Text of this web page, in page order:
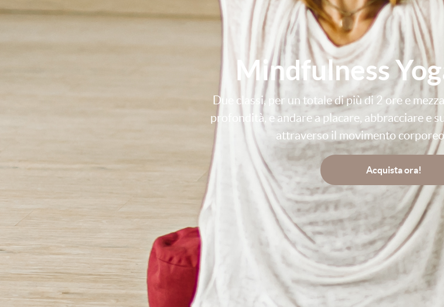
Mindfulness
Due classi, per un totale di più di 2 ore e
profondità, e andare a placare, abbracciare e
attraverso il movimento
Acquista ora!